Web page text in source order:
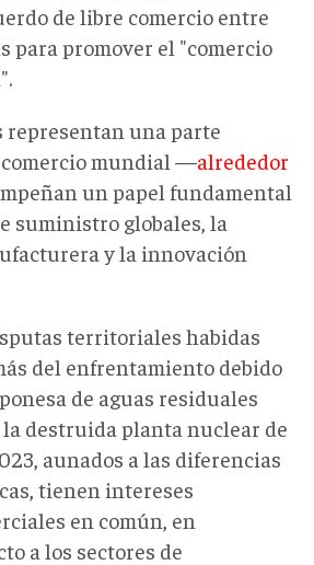
de libre comercio entre
para promover el "comercio
representan una parte
mundial —alrededor
un papel fundamental
suministro globales, la
y la innovación
territoriales habidas
del enfrentamiento debido
de aguas residuales
destruida planta nuclear de
aunados a las diferencias
tienen intereses
en común, en
a los sectores de